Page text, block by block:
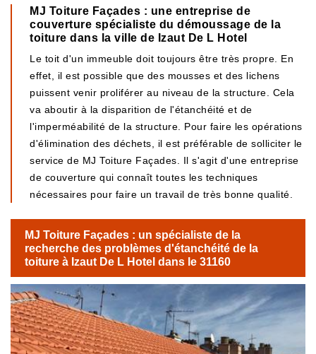
MJ Toiture Façades : une entreprise de
couverture spécialiste du démoussage de la
toiture dans la ville de Izaut De L Hotel
Le toit d'un immeuble doit toujours être très propre. En
effet, il est possible que des mousses et des lichens
puissent venir proliférer au niveau de la structure. Cela
va aboutir à la disparition de l'étanchéité et de
l'imperméabilité de la structure. Pour faire les opérations
d'élimination des déchets, il est préférable de solliciter le
service de MJ Toiture Façades. Il s'agit d'une entreprise
de couverture qui connaît toutes les techniques
nécessaires pour faire un travail de très bonne qualité.
MJ Toiture Façades : un spécialiste de la
recherche des problèmes d'étanchéité de la
toiture à Izaut De L Hotel dans le 31160